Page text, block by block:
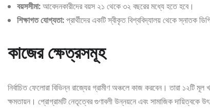
বয়সসীমা:আবেদনকারীদের বয়স ২১ থেকে ৩২ বছরের মধ্যে হতে হবে।
শিক্ষাগত যোগ্যতা:প্রার্থীদের একটি স্বীকৃত বিশ্ববিদ্যালয় থেকে
কাজের ক্ষেত্রসমূহ
নির্বাচিত ফেলোরা বিভিন্ন রাজ্যের গ্রামীণ অঞ্চলে কাজ করবেন। তারা ১২টি মূল
ক্ষমতায়ন। প্রোগ্রামটি নেতৃত্বের গুণাবলী উন্নয়নে এবং সামাজিক দায়িত্বকে